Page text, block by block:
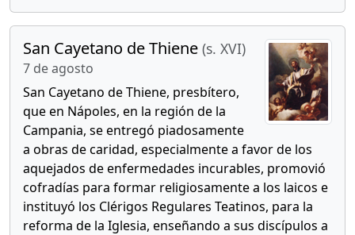
San Cayetano de Thiene (s. XVI)
7 de agosto
San Cayetano de Thiene, presbítero,
que en Nápoles, en la región de la
Campania, se entregó piadosamente
a obras de caridad, especialmente a favor de los
aquejados de enfermedades incurables, promovió
cofradías para formar religiosamente a los laicos e
instituyó los Clérigos Regulares Teatinos, para la
reforma de la Iglesia, enseñando a sus discípulos a